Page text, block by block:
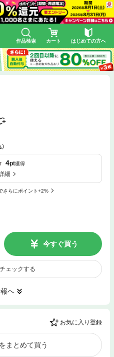
作品検索 カート はじめての方へ
)
4pt獲得
細
さらにポイント+2%
今すぐ買う
ェックする
へ
お気に入り登録
まとめて買う